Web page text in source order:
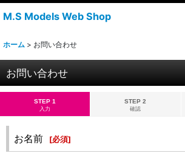
M.S Models Web Shop
ホーム > お問い合わせ
お問い合わせ
STEP 1
入力
STEP 2
確認
お名前 [必須]